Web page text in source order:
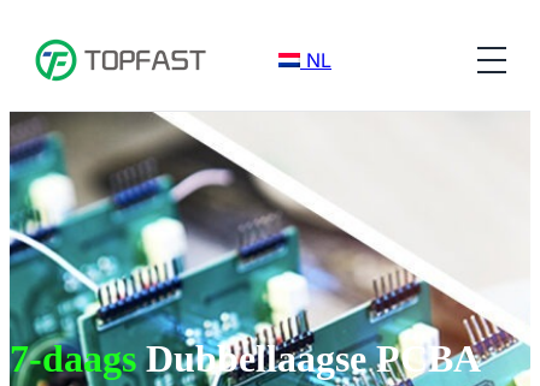
NL
7-daagsDubbellaagse PCBA